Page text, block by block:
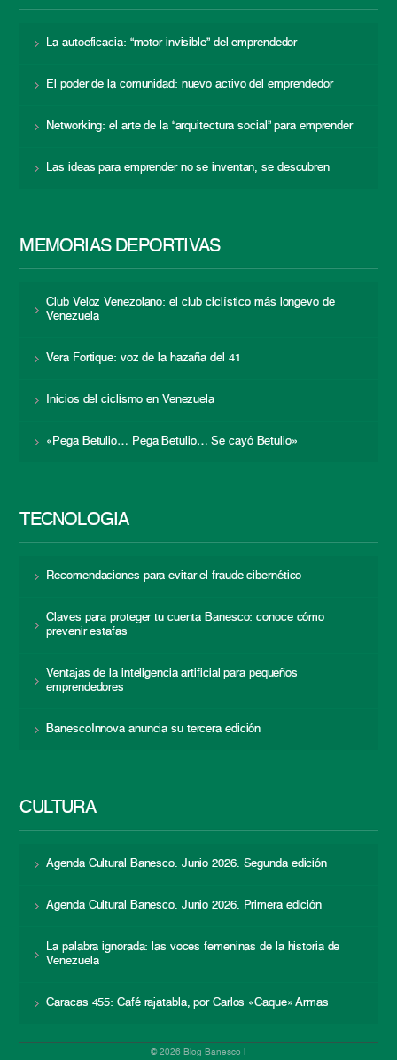
La autoeficacia: “motor invisible” del emprendedor
El poder de la comunidad: nuevo activo del emprendedor
Networking: el arte de la “arquitectura social” para emprender
Las ideas para emprender no se inventan, se descubren
MEMORIAS DEPORTIVAS
Club Veloz Venezolano: el club ciclístico más longevo de
Venezuela
Vera Fortique: voz de la hazaña del 41
Inicios del ciclismo en Venezuela
«Pega Betulio… Pega Betulio… Se cayó Betulio»
TECNOLOGÍA
Recomendaciones para evitar el fraude cibernético
Claves para proteger tu cuenta Banesco: conoce cómo
prevenir estafas
Ventajas de la inteligencia artificial para pequeños
emprendedores
BanescoInnova anuncia su tercera edición
CULTURA
Agenda Cultural Banesco. Junio 2026. Segunda edición
Agenda Cultural Banesco. Junio 2026. Primera edición
La palabra ignorada: las voces femeninas de la historia de
Venezuela
Caracas 455: Café rajatabla, por Carlos «Caque» Armas
© 2026 Blog Banesco |